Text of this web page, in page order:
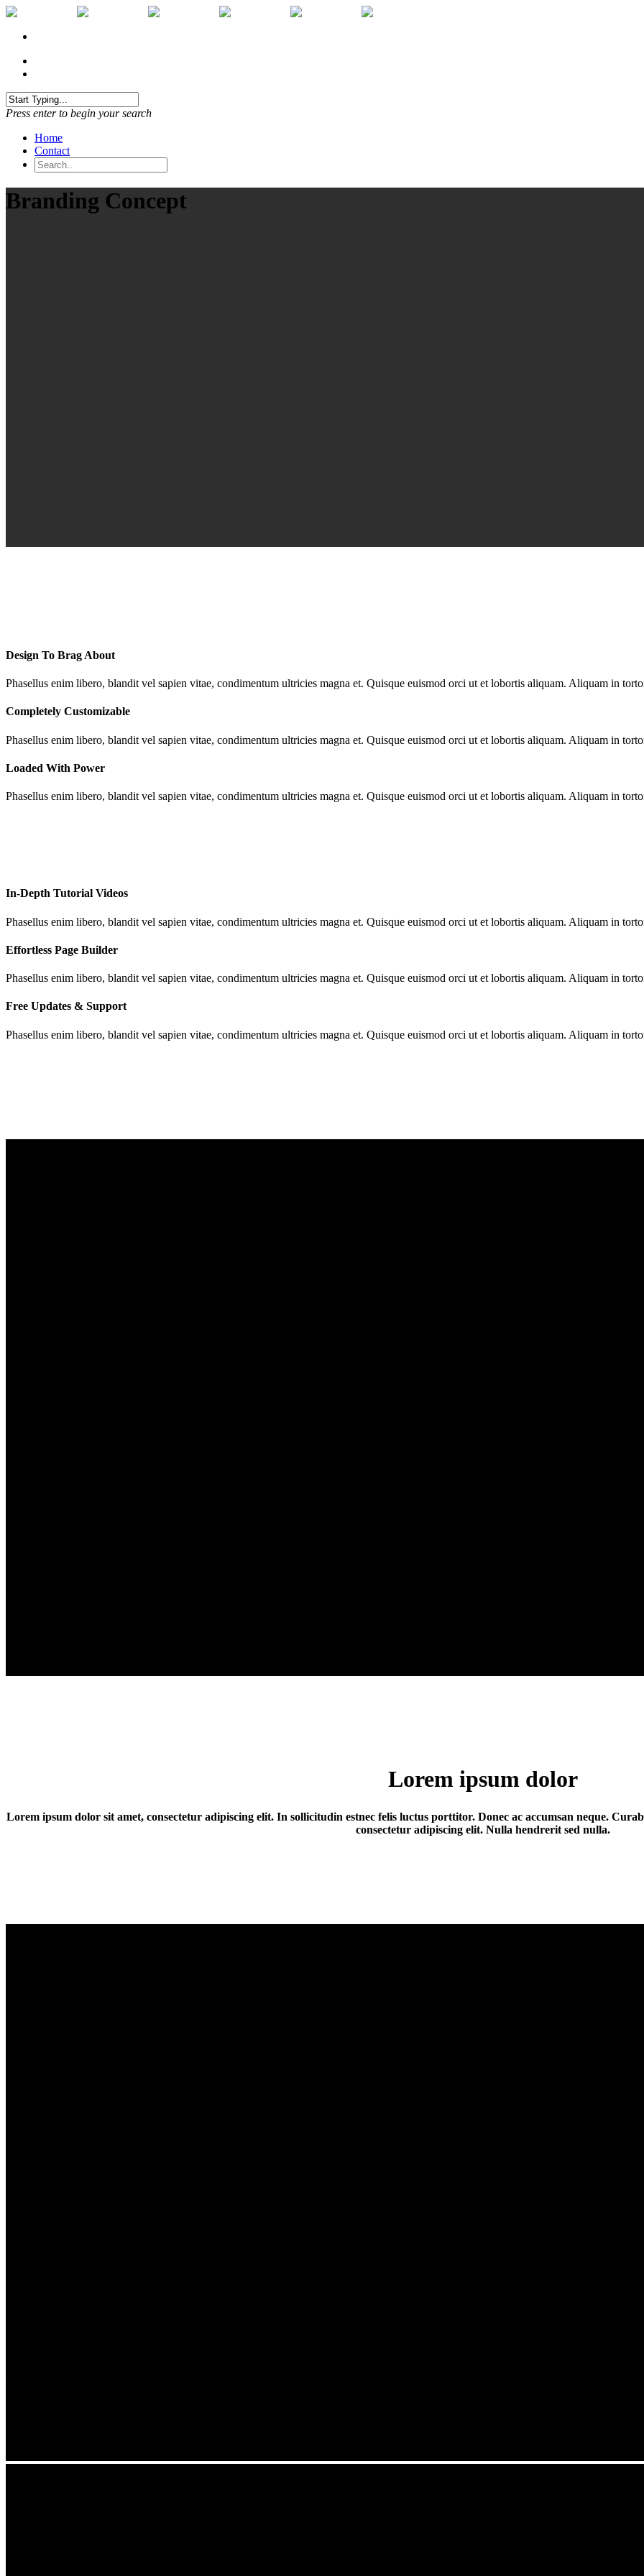
Press enter to begin your search
Home
Contact
Branding Concept
Design To Brag About
Phasellus enim libero, blandit vel sapien vitae, condimentum ultricies magna et. Quisque euismod orci ut et lobortis aliquam. Aliquam in
Completely Customizable
Phasellus enim libero, blandit vel sapien vitae, condimentum ultricies magna et. Quisque euismod orci ut et lobortis aliquam. Aliquam in
Loaded With Power
Phasellus enim libero, blandit vel sapien vitae, condimentum ultricies magna et. Quisque euismod orci ut et lobortis aliquam. Aliquam in
In-Depth Tutorial Videos
Phasellus enim libero, blandit vel sapien vitae, condimentum ultricies magna et. Quisque euismod orci ut et lobortis aliquam. Aliquam in
Effortless Page Builder
Phasellus enim libero, blandit vel sapien vitae, condimentum ultricies magna et. Quisque euismod orci ut et lobortis aliquam. Aliquam in
Free Updates & Support
Phasellus enim libero, blandit vel sapien vitae, condimentum ultricies magna et. Quisque euismod orci ut et lobortis aliquam. Aliquam in
Lorem ipsum dolor
Lorem ipsum dolor sit amet, consectetur adipiscing elit. In sollicitudin estnec felis luctus porttitor. Donec ac accumsan neque.
consectetur adipiscing elit. Nulla hendrerit sed nulla.